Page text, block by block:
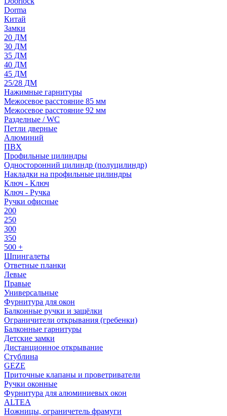
Dorma
Китай
Замки
20 ДМ
30 ДМ
35 ДМ
40 ДМ
45 ДМ
25/28 ДМ
Нажимные гарнитуры
Межосевое расстояние 85 мм
Межосевое расстояние 92 мм
Разделные / WC
Петли дверные
Алюминий
ПВХ
Профильные цилиндры
Односторонний цилиндр (полуцилиндр)
Накладки на профильные цилиндры
Ключ - Ключ
Ключ - Ручка
Ручки офисные
200
250
300
350
500 +
Шпингалеты
Ответные планки
Левые
Правые
Универсальные
Фурнитура для окон
Балконные ручки и защёлки
Ограничители открывания (гребенки)
Балконные гарнитуры
Детские замки
Дистанционное открывание
Стублина
GEZE
Приточные клапаны и проветриватели
Ручки оконные
Фурнитура для алюминиевых окон
ALTEA
Ножницы, ограничетель фрамуги